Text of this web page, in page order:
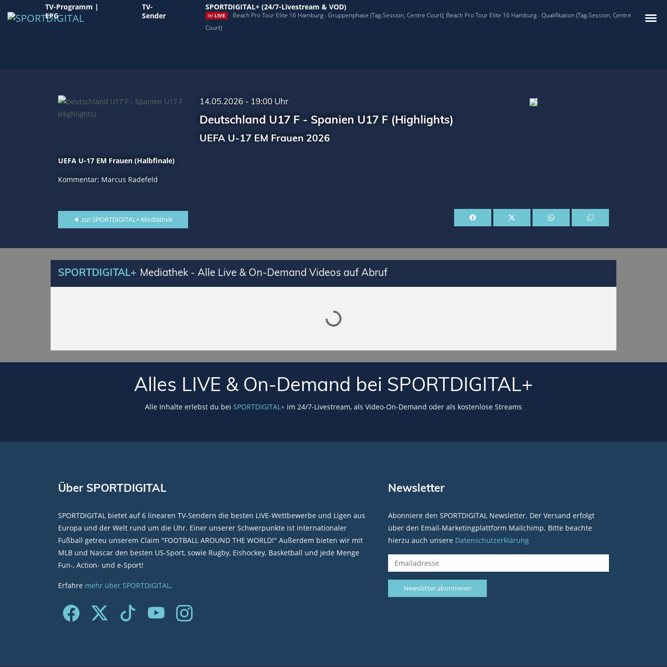
TV-Programm |
EPG
TV-
Sender
SPORTDIGITAL+ (24/7-Livestream & VOD)
LIVE
Beach Pro Tour Elite 16 Hamburg - Gruppenphase (Tag-Session, Centre Court), Beach Pro Tour Elite 16 Hamburg - Qualifikation (Tag-Session, Centre
Court)
14.05.2026 - 19:00 Uhr
Deutschland U17 F - Spanien U17 F (Highlights)
UEFA U-17 EM Frauen 2026
UEFA U-17 EM Frauen (Halbfinale)
Kommentar: Marcus Radefeld
zur SPORTDIGITAL+ Mediathek
SPORTDIGITAL+ Mediathek - Alle Live & On-Demand Videos auf Abruf
Lade SPORTDIGITAL+ Mediathek
Alles LIVE & On-Demand bei SPORTDIGITAL+
Alle Inhalte erlebst du bei SPORTDIGITAL+ im 24/7-Livestream, als Video-On-Demand oder als kostenlose Streams
Über SPORTDIGITAL
SPORTDIGITAL bietet auf 6 linearen TV-Sendern die besten LIVE-Wettbewerbe und Ligen aus
Europa und der Welt rund um die Uhr. Einer unserer Schwerpunkte ist internationaler
Fußball getreu unserem Claim "FOOTBALL AROUND THE WORLD!" Außerdem bieten wir mit
MLB und Nascar den besten US-Sport, sowie Rugby, Eishockey, Basketball und jede Menge
Fun-, Action- und e-Sport!
Erfahre mehr über SPORTDIGITAL.
Newsletter
Abonniere den SPORTDIGITAL Newsletter. Der Versand erfolgt
über den Email-Marketingplattform Mailchimp. Bitte beachte
hierzu auch unsere Datenschutzerklärung